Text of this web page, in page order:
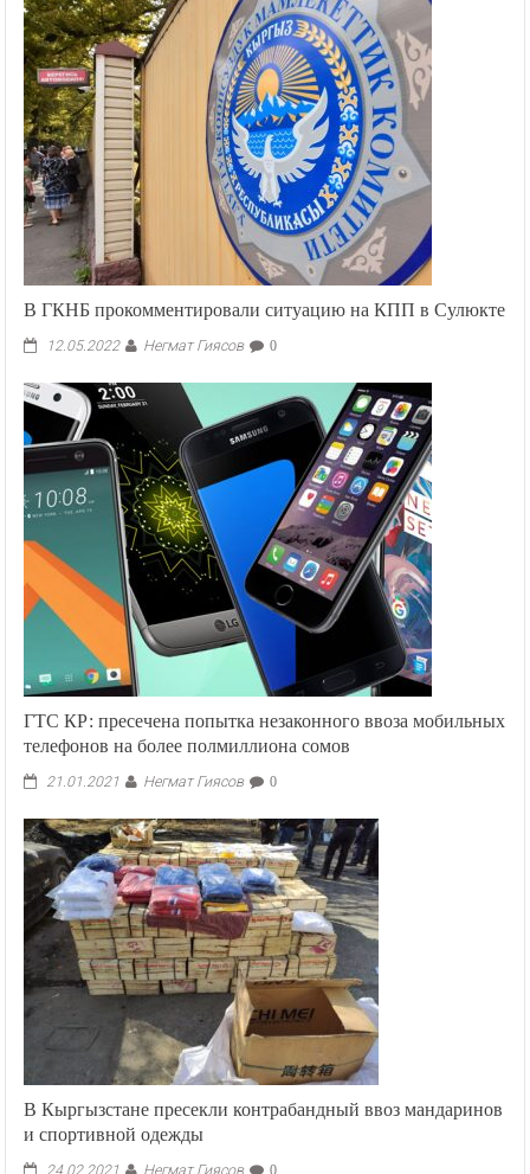
В ГКНБ прокомментировали ситуацию на КПП в Сулюкте
12.05.2022 Негмат Гиясов 0
ГТС КР: пресечена попытка незаконного ввоза мобильных
телефонов на более полмиллиона сомов
21.01.2021 Негмат Гиясов 0
В Кыргызстане пресекли контрабандный ввоз мандаринов
и спортивной одежды
24.02.2021 Негмат Гиясов 0